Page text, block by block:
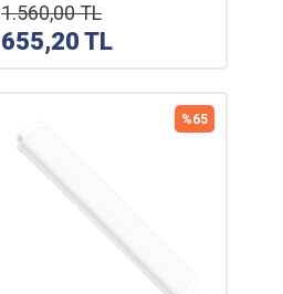
1.560,00TL
655,20 TL
%65